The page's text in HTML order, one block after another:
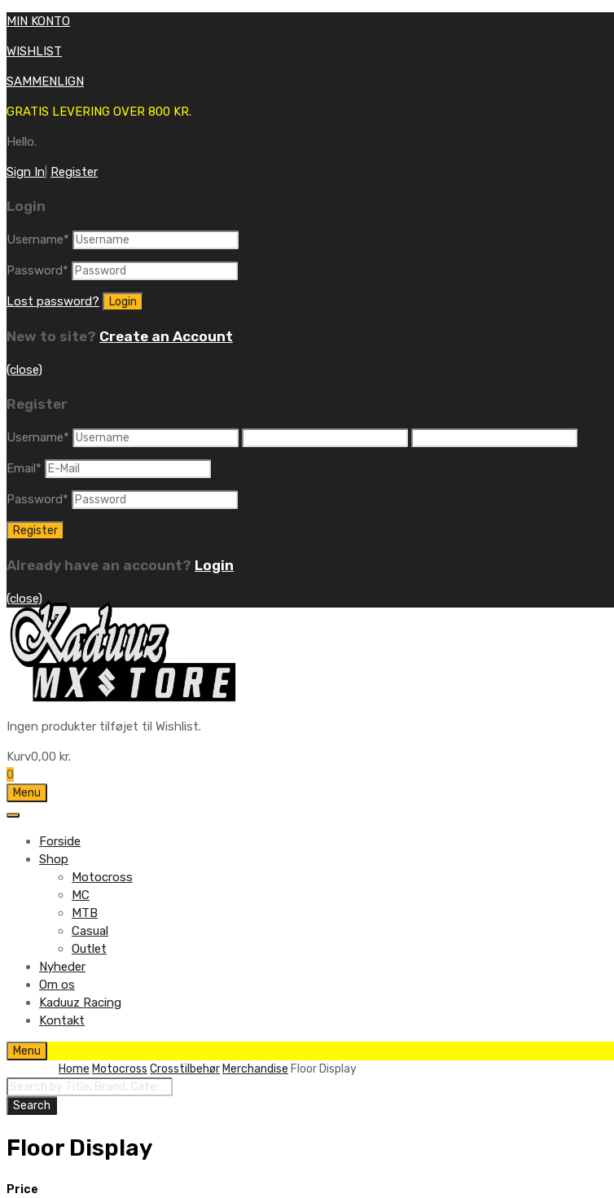
MIN KONTO
WISHLIST
SAMMENLIGN
GRATIS LEVERING OVER 800 KR.
Hello.
Sign In Register
Login
Username*
Password*
Lost password?
New to site? Create an Account
(close)
Register
Username*
Email*
Password*
Already have an account? Login
(close)
Ingen produkter tilføjet til Wishlist.
Kurv0,00 kr.
0
Menu
Forside
Shop
Motocross
MC
MTB
Casual
Outlet
Nyheder
Om os
Kaduuz Racing
Kontakt
Skip
content
Menu
Home Motocross Crosstilbehør Merchandise Floor Display
Products
search
Search
Floor Display
Price